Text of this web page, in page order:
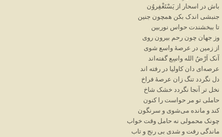
باش در اسحار از یَسْتَغْفِروُن
جنبشی اندک بکن همچون جنین
تا ببخشندت حواس نوربین
وز جهان چون رحم بیرون روی
از زمین در عرصهٔ واسع شوی
آنک اَرْضُ الله واسِع گفته اند
عرصه ای دان کاولیا در رفته اند
دل نگردد تنگ زان عرصهٔ فراخ
نخل تر آنجا نگردد خشک شاخ
حاملی تو مر حواست را
کنون
کند و مانده میشوی و سرنگون
چونک محمولی نه حامل وقت خواب
ماندگی رفت و شدی بی رنج و تاب